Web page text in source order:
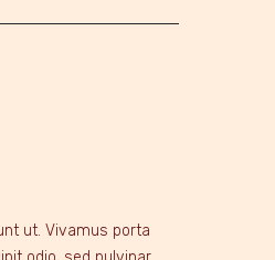
ut. Vivamus porta